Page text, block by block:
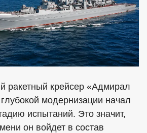
ракетный крейсер «Адмирал
модернизации начал
испытаний. Это значит,
он войдет в состав